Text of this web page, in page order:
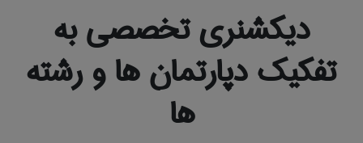
دیکشنری تخصصی به
تفکیک دپارتمان ها و رشته
ها